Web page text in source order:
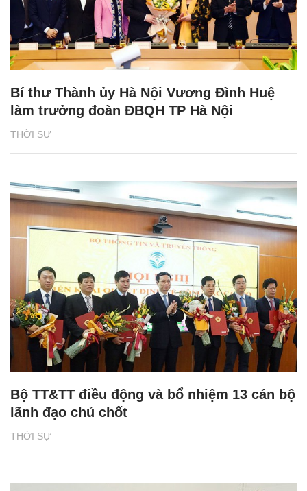
THỜI SỰ
Bí thư Thành ủy Hà Nội Vương Đình Huệ
làm trưởng đoàn ĐBQH TP Hà Nội
THỜI SỰ
Bộ TT&TT điều động và bổ nhiệm 13 cán bộ
lãnh đạo chủ chốt